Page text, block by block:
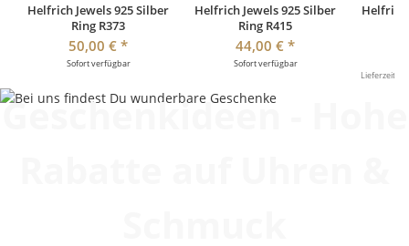
Helfrich Jewels 925 Silber
Ring R373
50,00 €*
Sofort verfügbar
Helfrich Jewels 925 Silber
Ring R415
44,00 €*
Sofort verfügbar
Helfrich
Lieferzeit:
Geschenkideen - Hohe